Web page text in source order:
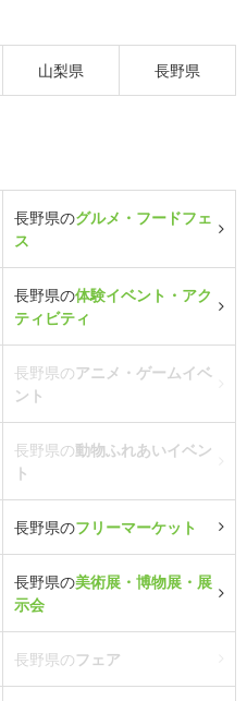
山梨県 長野県
長野県のグルメ・フードフェ
ス
長野県の体験イベント・アク
ティビティ
長野県のアニメ・ゲームイベ
ント
長野県の動物ふれあいイベン
ト
長野県のフリーマーケット
長野県の美術展・博物展・展
示会
長野県のフェア